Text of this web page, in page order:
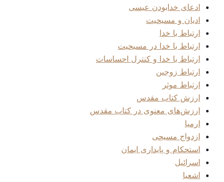
ادعای خدابودن عیسی
ادیان و مسیحیت
ارتباط با خدا
ارتباط با خدا در مسیحیت
ارتباط با خدا و کنترل احساسات
ارتباط زوجین
ارتباط موثر
ارزش کتاب مقدس
ارزش‌های معنوی در کتاب مقدس
ارمیا
ازدواج مسیحی
استحکام و پایداری ایمان
اسرائیل
اشعیا